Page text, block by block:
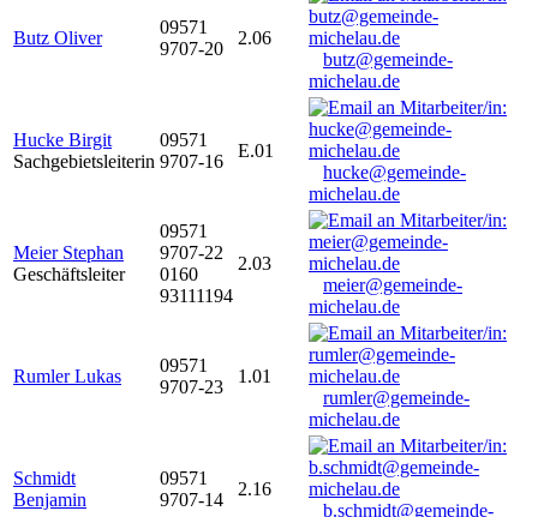
Butz Oliver
09571
9707-20
2.06
butz@gemeinde-
michelau.de
Hucke Birgit
Sachgebietsleiterin
09571
9707-16
E.01
hucke@gemeinde-
michelau.de
Meier Stephan
Geschäftsleiter
09571
9707-22
0160
93111194
2.03
meier@gemeinde-
michelau.de
Rumler Lukas
09571
9707-23
1.01
rumler@gemeinde-
michelau.de
Schmidt
Benjamin
09571
9707-14
2.16
b.schmidt@gemeinde-